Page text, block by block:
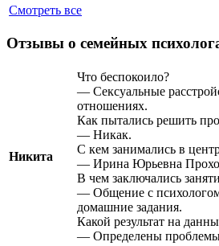
Смотреть все
Отзывы о семейных
Никита
Что беспокоило?
— Сексуальные
отношениях.
Как пытались решить
— Никак.
С кем занимались в
— Ирина Юрьевна
В чем заключались
— Общение с
домашние задания.
Какой результат на
— Определены